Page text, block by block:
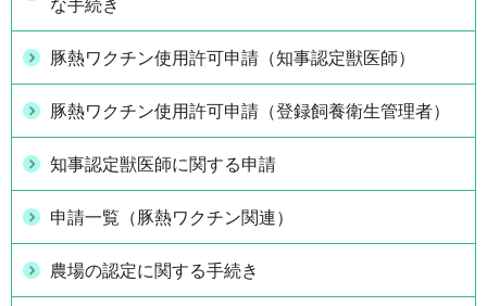
な手続き
豚熱ワクチン使用許可申請（知事認定獣医師）
豚熱ワクチン使用許可申請（登録飼養衛生管理者）
知事認定獣医師に関する申請
申請一覧（豚熱ワクチン関連）
農場の認定に関する手続き